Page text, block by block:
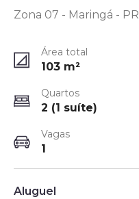
Zona 07 - Maringá - PR
Área total
103 m²
Quartos
2 (1 suíte)
Vagas
1
Aluguel